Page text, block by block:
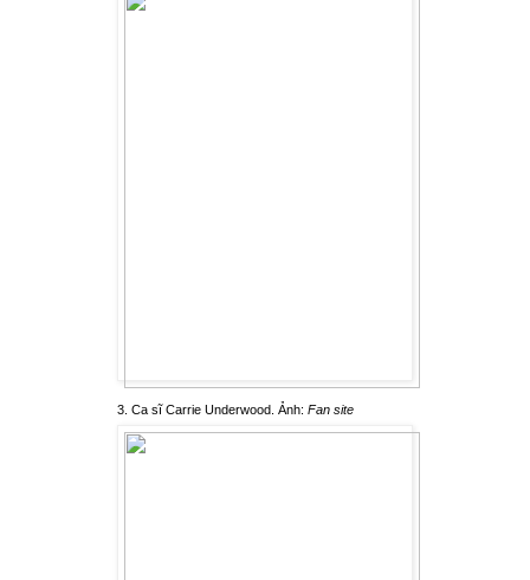
3. Ca sĩ Carrie Underwood. Ảnh: Fan site